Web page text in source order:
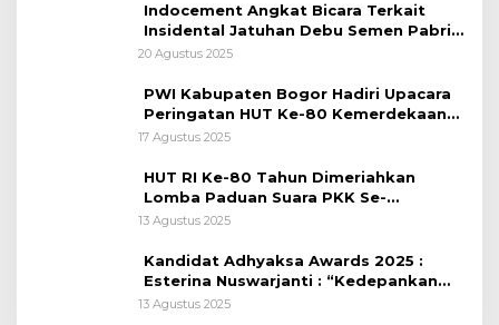
Indocement Angkat Bicara Terkait
Insidental Jatuhan Debu Semen Pabrik
Citeureup
20 Agustus 2025
PWI Kabupaten Bogor Hadiri Upacara
Peringatan HUT Ke-80 Kemerdekaan
RI, di Lapangan Tegar Beriman
17 Agustus 2025
HUT RI Ke-80 Tahun Dimeriahkan
Lomba Paduan Suara PKK Se-
Kabupaten Bogor
13 Agustus 2025
Kandidat Adhyaksa Awards 2025 :
Esterina Nuswarjanti : “Kedepankan
Keadilan Restoratif Wujudkan
13 Agustus 2025